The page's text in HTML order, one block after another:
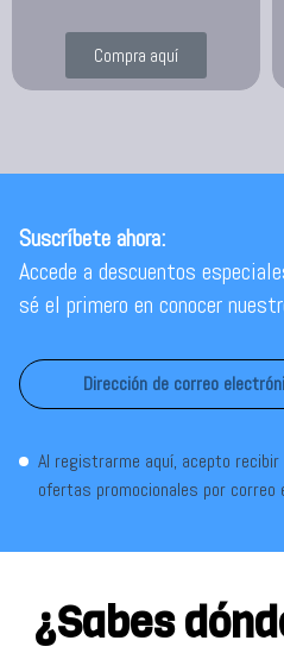
Compra aquí
Suscríbete ahora:
Accede a descuentos
sé el primero en conocer
Al registrarme aquí, acepto
ofertas promocionales por correo
¿Sabes